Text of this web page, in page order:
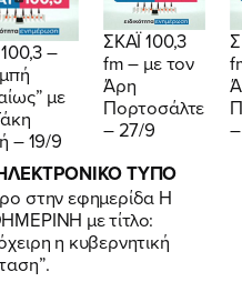
–
με
– 19/9
ΣΚΑΪ 100,3
fm – με τον
Άρη
Πορτοσάλτε
– 27/9
ΤΥΠΟ
στην εφημερίδα Η
με τίτλο:
η κυβερνητική